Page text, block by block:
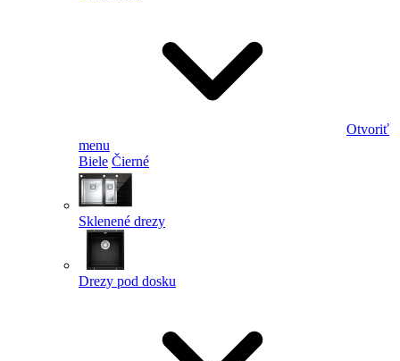
Otvoriť
menu
Biele Čierné
Sklenené drezy
Drezy pod dosku